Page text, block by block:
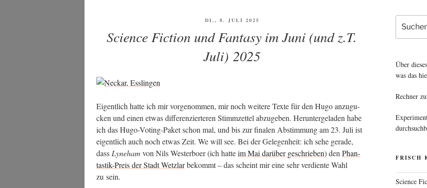
VERÖFFENTLICHT
DI., 8. JULI 2025
Science Fiction und Fantasy im Juni (und z.T.
Juli) 2025
Eigent­lich hat­te ich mir vor­ge­nom­men, mir noch wei­te­re Tex­te für den Hugo anzu­gu­
cken und einen etwas dif­fe­ren­zier­te­ren Stimm­zet­tel abzu­ge­ben. Her­un­ter­ge­la­den habe
ich das Hugo-Voting-Paket schon mal, und bis zur fina­len Abstim­mung am 23. Juli ist
eigent­lich auch noch etwas Zeit. We will see. Bei der Gele­gen­heit: ich sehe gera­de,
dass Lyne­ham von Nils Wes­ter­boer (ich hat­teim Mai dar­über geschrie­ben) den Phan­
tas­tik-Preis der Stadt Wetz­larbekommt – das scheint mir eine sehr ver­dien­te Wahl
zu sein.
Suche
nach:
Über
was das
Rechner
FRISCH
Science